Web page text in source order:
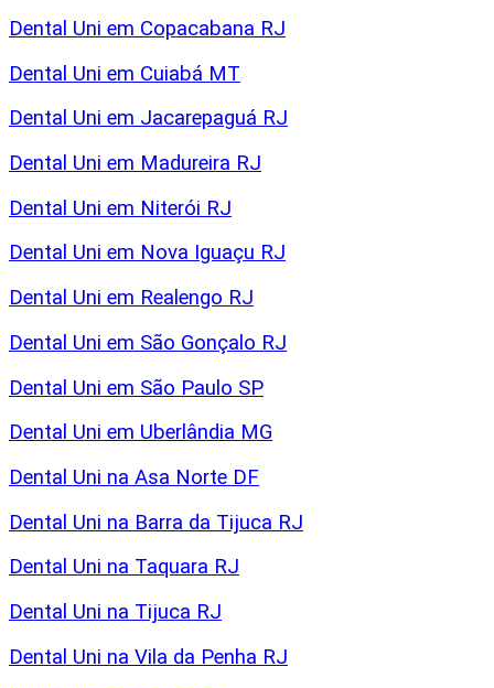
Dental Uni em Copacabana RJ
Dental Uni em Cuiabá MT
Dental Uni em Jacarepaguá RJ
Dental Uni em Madureira RJ
Dental Uni em Niterói RJ
Dental Uni em Nova Iguaçu RJ
Dental Uni em Realengo RJ
Dental Uni em São Gonçalo RJ
Dental Uni em São Paulo SP
Dental Uni em Uberlândia MG
Dental Uni na Asa Norte DF
Dental Uni na Barra da Tijuca RJ
Dental Uni na Taquara RJ
Dental Uni na Tijuca RJ
Dental Uni na Vila da Penha RJ